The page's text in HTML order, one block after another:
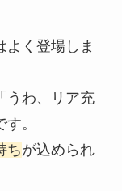
よく登場しま
うわ、リア充
。
ちが込められ